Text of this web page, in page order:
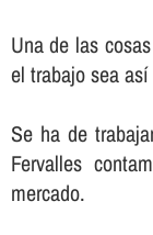
Una de las
el trabajo sea
Se ha de
Fervalles
mercado.